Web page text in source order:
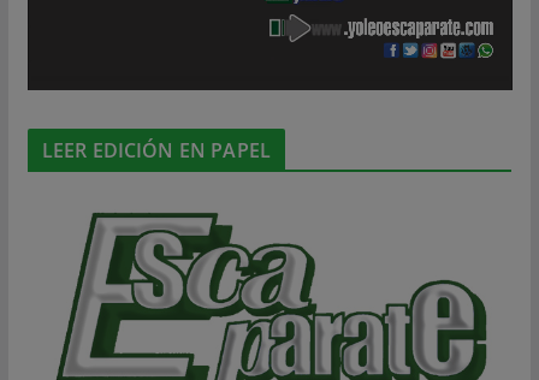
LEER EDICIÓN EN PAPEL